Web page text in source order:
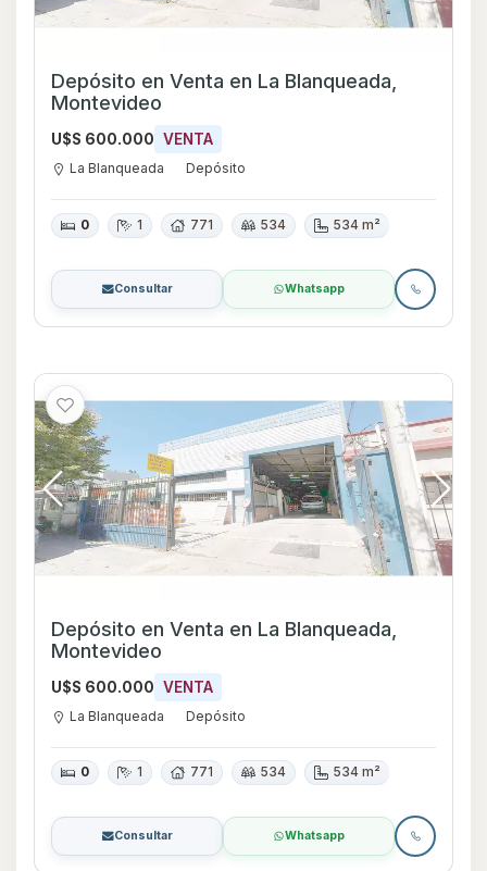
Depósito en Venta en La Blanqueada,
Montevideo
U$S 600.000 VENTA
La Blanqueada Depósito
0 1 771 534 534 m²
Consultar Whatsapp
Depósito en Venta en La Blanqueada,
Montevideo
U$S 600.000 VENTA
La Blanqueada Depósito
0 1 771 534 534 m²
Consultar Whatsapp